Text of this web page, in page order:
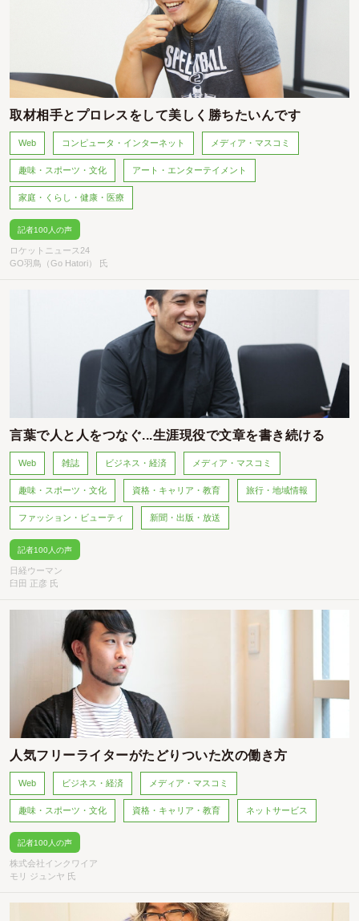
取材相手とプロレスをして美しく勝ちたいんです
Web コンピュータ・インターネット メディア・マスコミ
趣味・スポーツ・文化 アート・エンターテイメント
家庭・くらし・健康・医療
記者100人の声
ロケットニュース24
GO羽鳥（Go Hatori） 氏
言葉で人と人をつなぐ...生涯現役で文章を書き続ける
Web 雑誌 ビジネス・経済 メディア・マスコミ
趣味・スポーツ・文化 資格・キャリア・教育 旅行・地域情報
ファッション・ビューティ 新聞・出版・放送
記者100人の声
日経ウーマン
臼田 正彦 氏
人気フリーライターがたどりついた次の働き方
Web ビジネス・経済 メディア・マスコミ
趣味・スポーツ・文化 資格・キャリア・教育 ネットサービス
記者100人の声
株式会社インクワイア
モリ ジュンヤ 氏